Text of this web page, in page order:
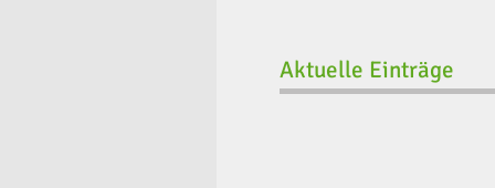
Aktuelle Einträge